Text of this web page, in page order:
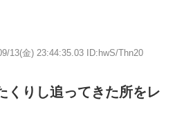
13(金) 23:44:35.03 ID:hwS/Thn20
くりし追ってきた所をレ